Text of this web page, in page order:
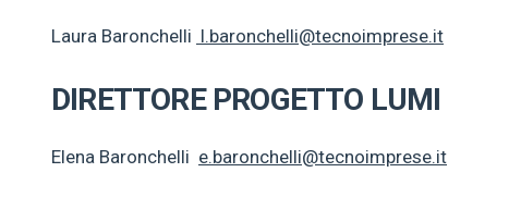
Laura Baronchelli l.baronchelli@tecnoimprese.it
DIRETTORE PROGETTO LUMI
Elena Baronchelli e.baronchelli@tecnoimprese.it